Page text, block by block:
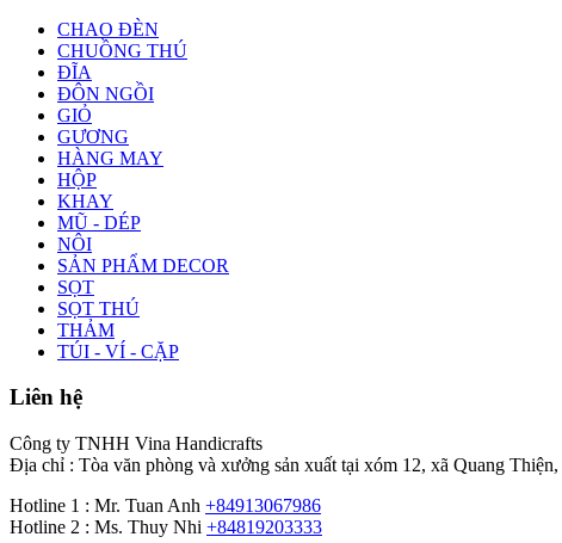
CHAO ĐÈN
CHUỒNG THÚ
ĐĨA
ĐÔN NGỒI
GIỎ
GƯƠNG
HÀNG MAY
HỘP
KHAY
MŨ - DÉP
NÔI
SẢN PHẨM DECOR
SỌT
SỌT THÚ
THẢM
TÚI - VÍ - CẶP
Liên hệ
Công ty TNHH Vina Handicrafts
Địa chỉ : Tòa văn phòng và xưởng sản xuất tại xóm 12, xã Quang
Hotline 1 : Mr. Tuan Anh +84913067986
Hotline 2 : Ms. Thuy Nhi +84819203333